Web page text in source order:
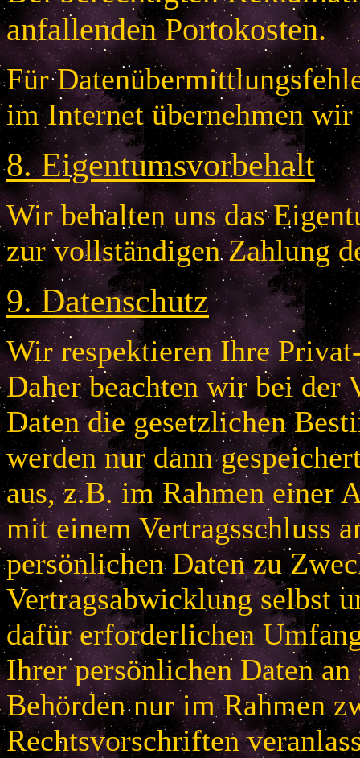
anfallenden Portokosten.
Für
im Internet übernehmen
8.Eigentumsvorbehalt
Wir behalten uns das
zur vollständigen Zahlung
9.Datenschutz
Wir respektieren Ihre
Daher beachten wir bei der
Daten die gesetzlichen
werden nur dann
aus, z.B. im Rahmen einer
mit einem Vertragsschluss
persönlichen Daten zu
Vertragsabwicklung selbst
dafür erforderlichen
Ihrer persönlichen Daten
Behörden nur im Rahmen
Rechtsvorschriften